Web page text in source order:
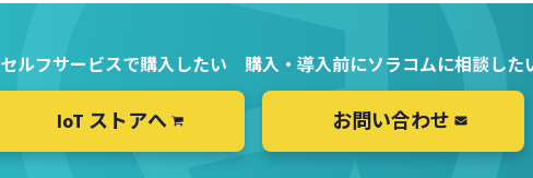
セルフサービスで購入したい
IoT ストアへ
購入・導入前にソラコムに相談した
お問い合わせ